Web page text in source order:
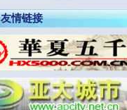
友情链接